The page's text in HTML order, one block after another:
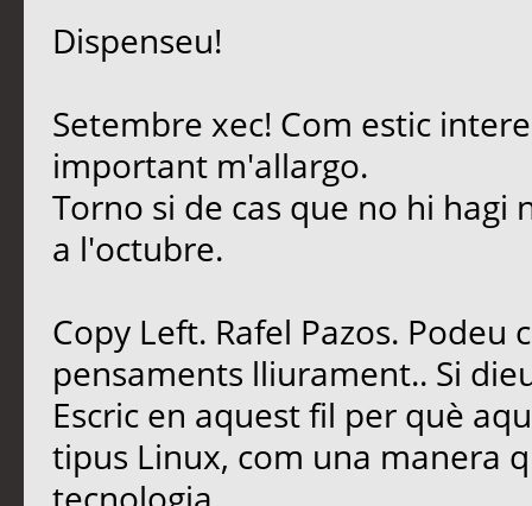
Dispenseu!
Setembre xec! Com estic
important m'allargo.
Torno si de cas que no hi
a l'octubre.
Copy Left. Rafel Pazos.
pensaments lliurament.. Si
Escric en aquest fil per què
tipus Linux, com una manera